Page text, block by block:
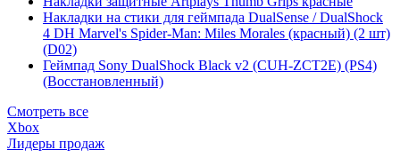
Накладки на стики для геймпада DualSense / DualShock
4 DH Marvel's Spider-Man: Miles Morales (красный) (2 шт)
(D02)
Геймпад Sony DualShock Black v2 (CUH-ZCT2E) (PS4)
(Восстановленный)
Смотреть все
Xbox
Лидеры продаж